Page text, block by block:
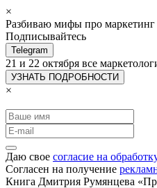
×
Разбиваю мифы про
Подписывайтесь
Telegram
21 и 22 октября все
УЗНАТЬ ПОДРОБНОСТИ
×
Даю свое согласие на
Согласен на получение
Книга Дмитрия Румянцева